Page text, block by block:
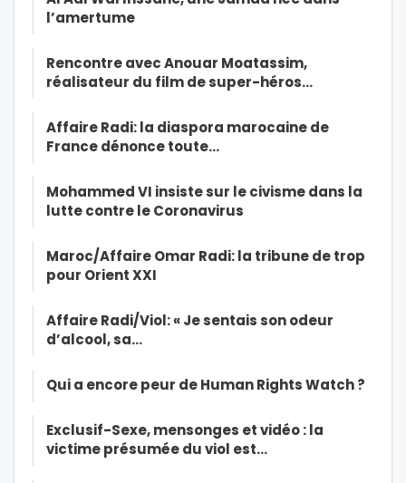
l’amertume
Rencontre avec Anouar Moatassim,
réalisateur du film de super-héros…
Affaire Radi: la diaspora marocaine de
France dénonce toute…
Mohammed VI insiste sur le civisme dans la
lutte contre le Coronavirus
Maroc/Affaire Omar Radi: la tribune de trop
pour Orient XXI
Affaire Radi/Viol: « Je sentais son odeur
d’alcool, sa…
Qui a encore peur de Human Rights Watch ?
Exclusif-Sexe, mensonges et vidéo : la
victime présumée du viol est…